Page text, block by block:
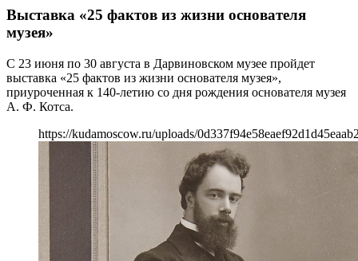
Выставка «25 фактов из жизни основателя
музея»
С 23 июня по 30 августа в Дарвиновском музее пройдет
выставка «25 фактов из жизни основателя музея»,
приуроченная к 140-летию со дня рождения основателя музея
А. Ф. Котса.
https://kudamoscow.ru/uploads/